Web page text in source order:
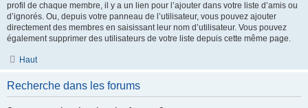
profil de chaque membre, il y a un lien pour l’ajouter dans votre liste d’amis ou
d’ignorés. Ou, depuis votre panneau de l’utilisateur, vous pouvez ajouter
directement des membres en saisissant leur nom d’utilisateur. Vous pouvez
également supprimer des utilisateurs de votre liste depuis cette même page.
Haut
Recherche dans les forums